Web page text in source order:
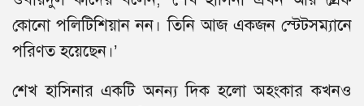
কোনো পলিটিশিয়ান নন। তিনি আজ একজন স্টেটসম্যানে
পরিণত হয়েছেন।’
শেখ হাসিনার একটি অনন্য দিক হলো অহংকার কখনও